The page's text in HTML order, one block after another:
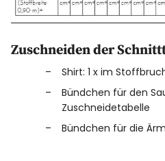
Zuschneiden der
Shirt: 1 x im
Bündchen für den
Zuschneidetabelle
Bündchen für die